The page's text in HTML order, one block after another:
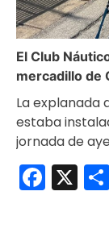
El Club
mercadillo de
La explanada
estaba
jornada de
X